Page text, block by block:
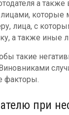
а
которые
лица, с
а также иные
такие
факторы.
при